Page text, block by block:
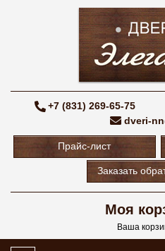
+7 (831) 269-65-75
dveri-
Прайс-лист
Заказать
Моя
Ваша